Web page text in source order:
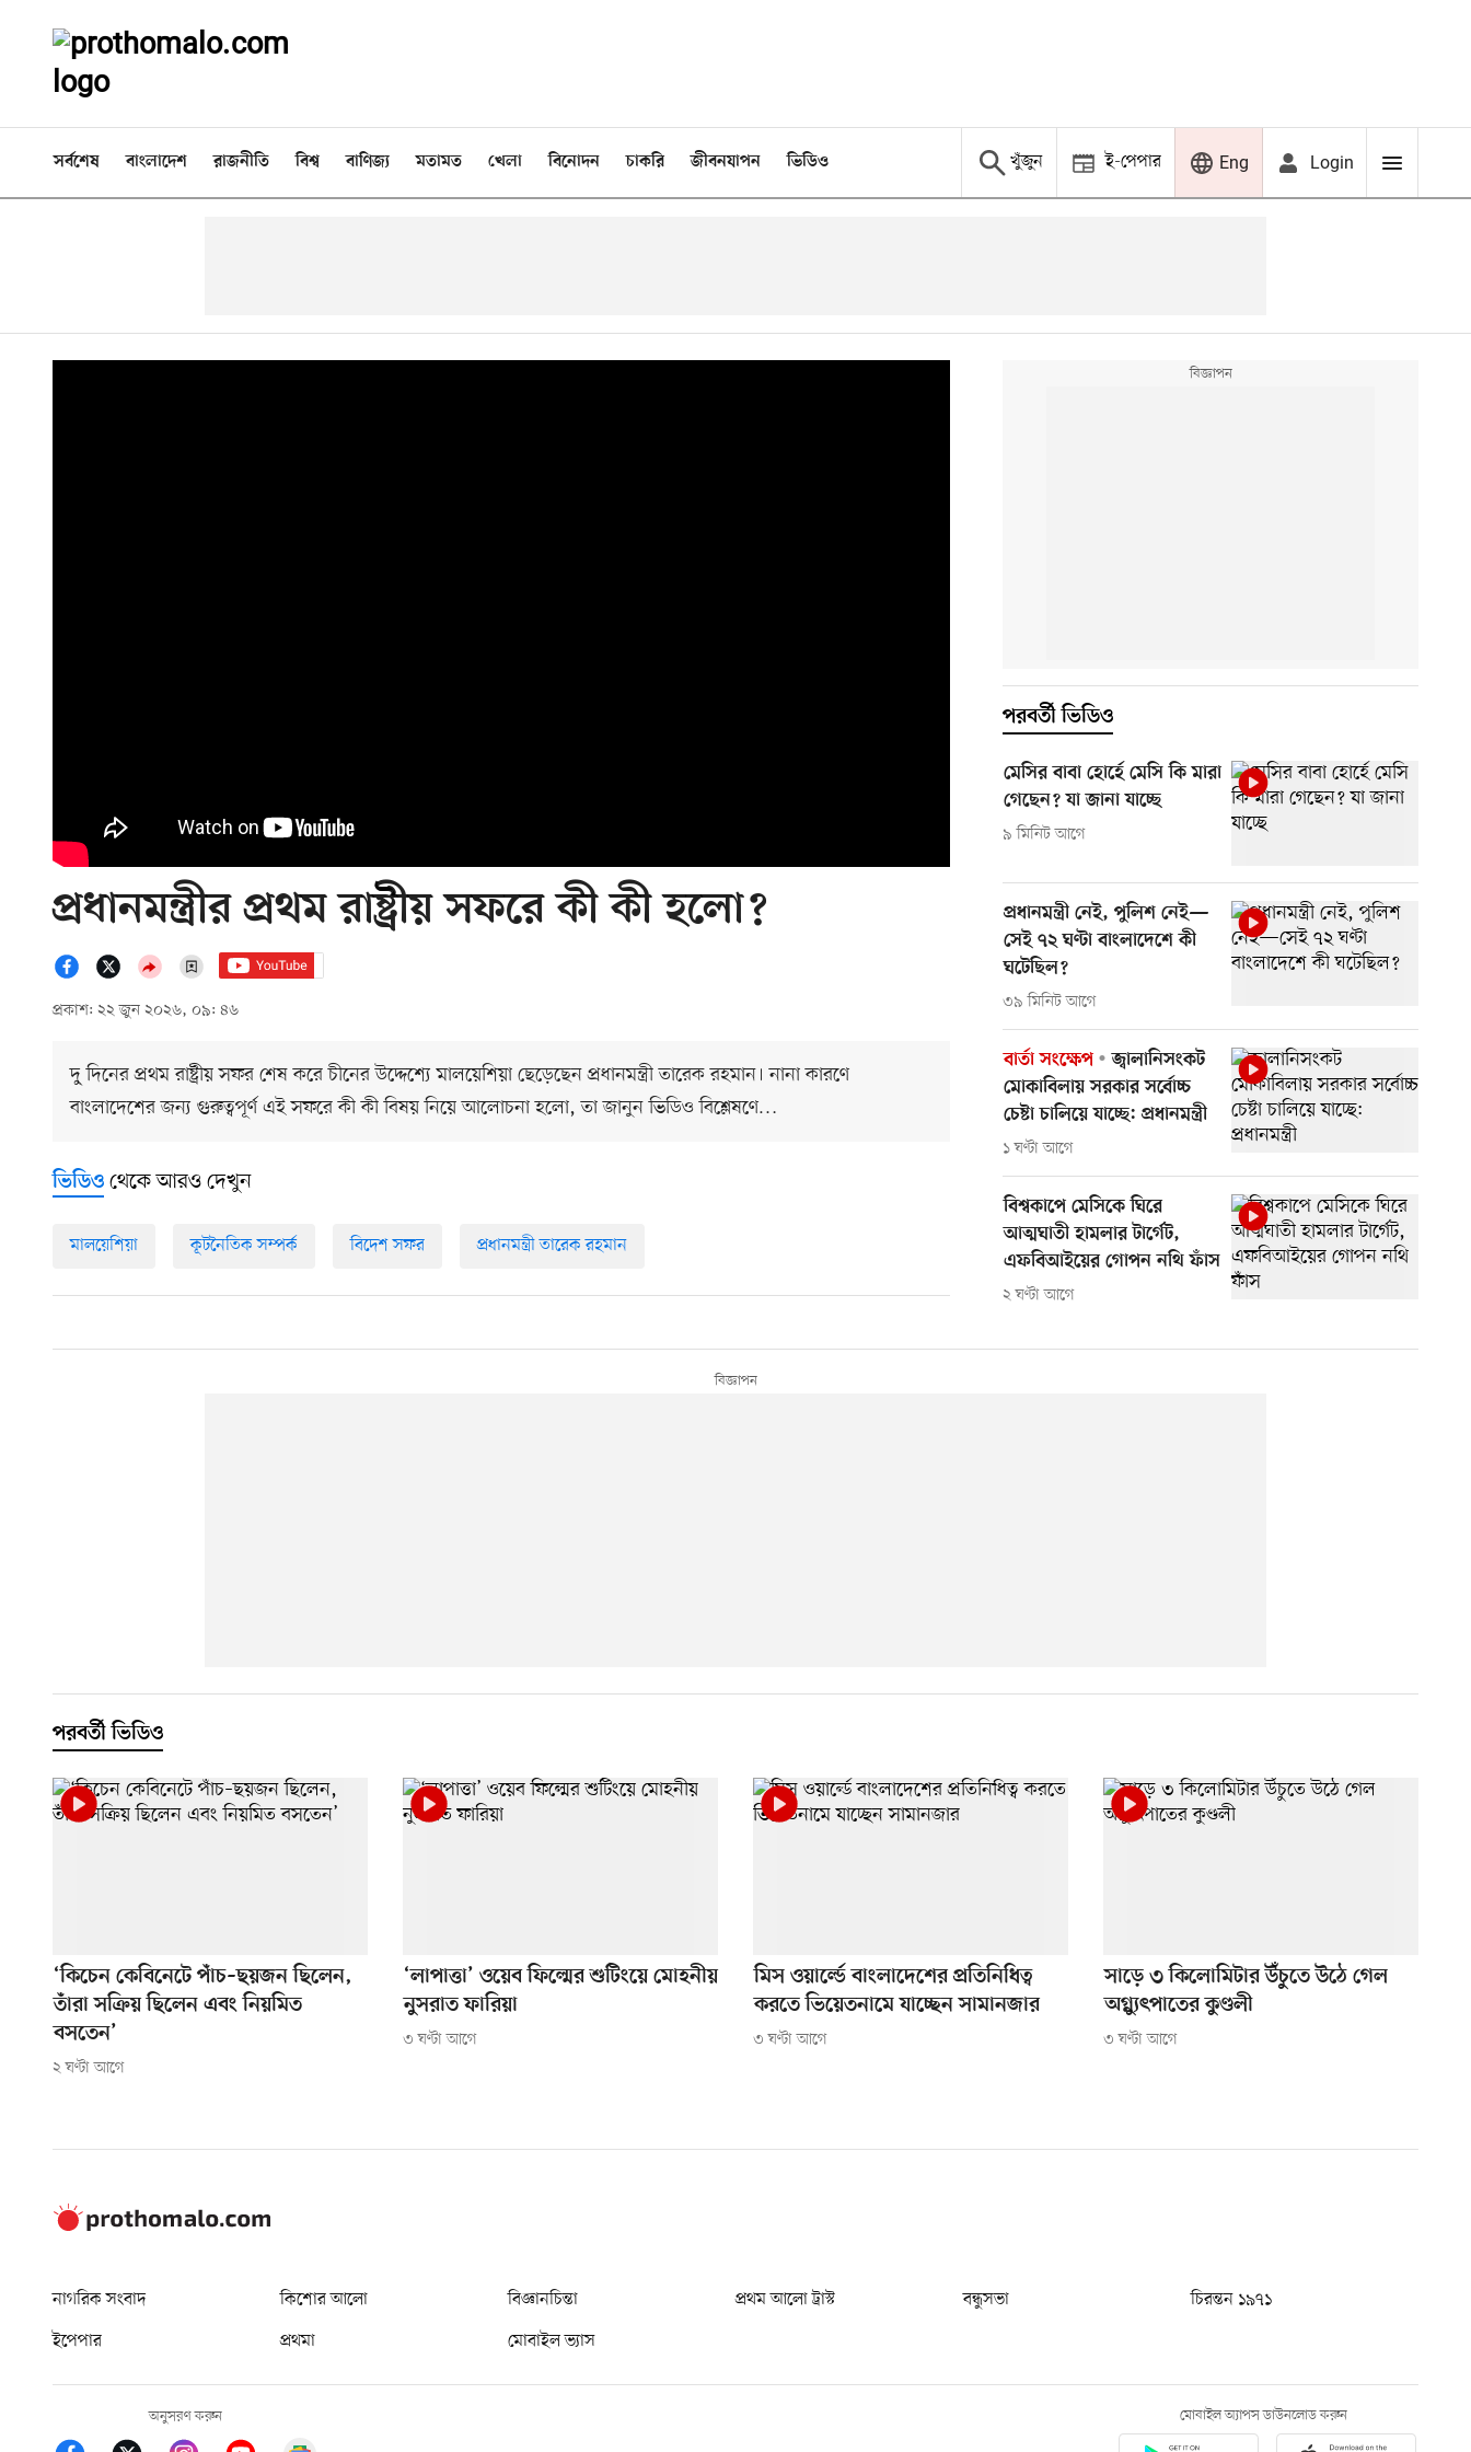
সর্বশেষ বাংলাদেশ রাজনীতি বিশ্ব বাণিজ্য মতামত খেলা বিনোদন চাকরি জীবনযাপন ভিডিও খুঁজুন ই-পেপার Eng Login
প্রধানমন্ত্রীর প্রথম রাষ্ট্রীয় সফরে কী কী হলো?
প্রকাশ: ২২ জুন ২০২৬, ০৯: ৪৬
দু্ দিনের প্রথম রাষ্ট্রীয় সফর শেষ করে চীনের উদ্দেশ্যে মালয়েশিয়া ছেড়েছেন প্রধানমন্ত্রী তারেক রহমান। নানা কারণে
বাংলাদেশের জন্য গুরুত্বপূর্ণ এই সফরে কী কী বিষয় নিয়ে আলোচনা হলো, তা জানুন ভিডিও বিশ্লেষণে…
পরবর্তী ভিডিও
মেসির বাবা হোর্হে মেসি কি মারা
গেছেন? যা জানা যাচ্ছে
৯ মিনিট আগে
প্রধানমন্ত্রী নেই, পুলিশ নেই—
সেই ৭২ ঘণ্টা বাংলাদেশে কী
ঘটেছিল?
৩৯ মিনিট আগে
বার্তা সংক্ষেপ
জ্বালানিসংকট
মোকাবিলায় সরকার সর্বোচ্চ
চেষ্টা চালিয়ে যাচ্ছে: প্রধানমন্ত্রী
১ ঘণ্টা আগে
বিশ্বকাপে মেসিকে ঘিরে
আত্মঘাতী হামলার টার্গেট,
এফবিআইয়ের গোপন নথি ফাঁস
২ ঘণ্টা আগে
ভিডিও থেকে আরও দেখুন
মালয়েশিয়া কূটনৈতিক সম্পর্ক বিদেশ সফর প্রধানমন্ত্রী তারেক রহমান
পরবর্তী ভিডিও
‘কিচেন কেবিনেটে পাঁচ–ছয়জন ছিলেন,
তাঁরা সক্রিয় ছিলেন এবং নিয়মিত
বসতেন’
২ ঘণ্টা আগে
‘লাপাত্তা’ ওয়েব ফিল্মের শুটিংয়ে মোহনীয়
নুসরাত ফারিয়া
৩ ঘণ্টা আগে
মিস ওয়ার্ল্ডে বাংলাদেশের প্রতিনিধিত্ব
করতে ভিয়েতনামে যাচ্ছেন সামানজার
৩ ঘণ্টা আগে
সাড়ে ৩ কিলোমিটার উঁচুতে উঠে গেল
অগ্ন্যুৎপাতের কুণ্ডলী
৩ ঘণ্টা আগে
নাগরিক সংবাদ কিশোর আলো বিজ্ঞানচিন্তা প্রথম আলো ট্রাস্ট বন্ধুসভা
চিরন্তন ১৯৭১
ইপেপার
প্রথমা মোবাইল ভ্যাস
অনুসরণ করুন মোবাইল অ্যাপস ডাউনলোড করুন